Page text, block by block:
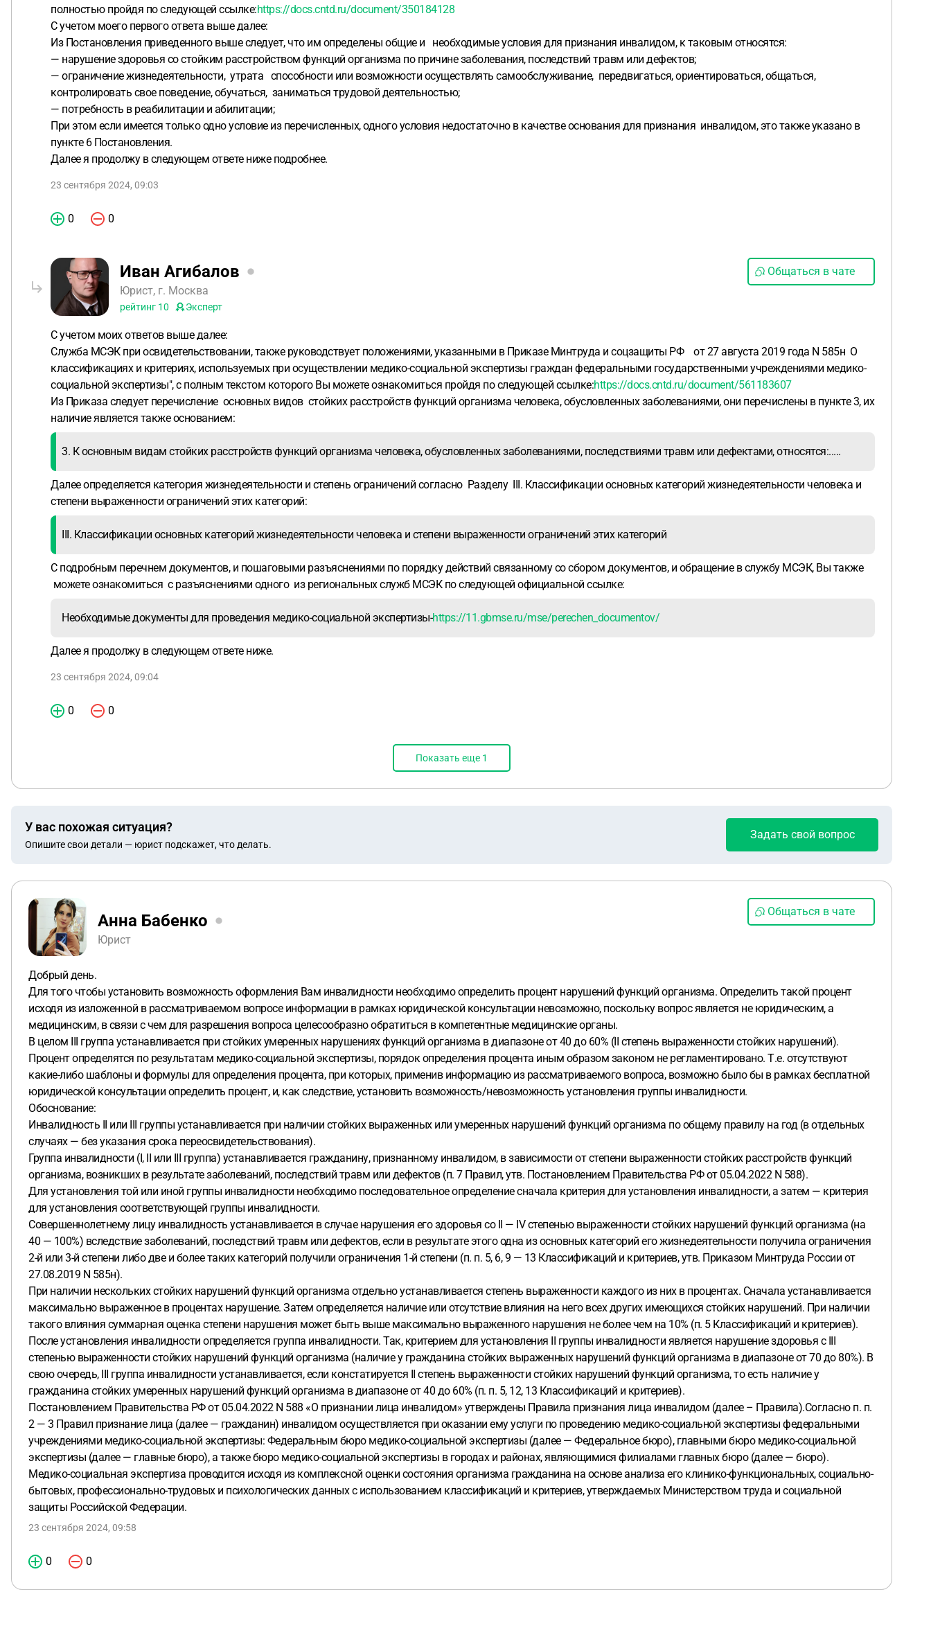
полностью пройдя по следующей ссылке:https://docs.cntd.ru/document/350184128
С учетом моего первого ответа выше далее:
Из Постановления приведенного выше следует, что им определены общие и необходимые условия для признания инвалидом, к таковым относятся:
— нарушение здоровья со стойким расстройством функций организма по причине заболевания, последствий травм или дефектов;
— ограничение жизнедеятельности, утрата способности или возможности осуществлять самообслуживание, передвигаться, ориентироваться, общаться,
контролировать свое поведение, обучаться, заниматься трудовой деятельностью;
— потребность в реабилитации и абилитации;
При этом если имеется только одно условие из перечисленных, одного условия недостаточно в качестве основания для признания инвалидом, это также указано в
пункте 6 Постановления.
Далее я продолжу в следующем ответе ниже подробнее.
23 сентября 2024, 09:03
0 0
Иван Агибалов
Юрист, г. Москва
рейтинг 10 Эксперт
Общаться в чате
С учетом моих ответов выше далее:
Служба МСЭК при освидетельствовании, также руководствует положениями, указанными в Приказе Минтруда и соцзащиты РФ от 27 августа 2019 года N 585н О
классификациях и критериях, используемых при осуществлении медико-социальной экспертизы граждан федеральными государственными учреждениями медико-
социальной экспертизы", с полным текстом которого Вы можете ознакомиться пройдя по следующей ссылке:https://docs.cntd.ru/document/561183607
Из Приказа следует перечисление основных видов стойких расстройств функций организма человека, обусловленных заболеваниями, они перечислены в пункте 3, их
наличие является также основанием:
3. К основным видам стойких расстройств функций организма человека, обусловленных заболеваниями, последствиями травм или дефектами, относятся:.....
Далее определяется категория жизнедеятельности и степень ограничений согласно Разделу III. Классификации основных категорий жизнедеятельности человека и
степени выраженности ограничений этих категорий:
III. Классификации основных категорий жизнедеятельности человека и степени выраженности ограничений этих категорий
С подробным перечнем документов, и пошаговыми разъяснениями по порядку действий связанному со сбором документов, и обращение в службу МСЭК, Вы также
можете ознакомиться с разъяснениями одного из региональных служб МСЭК по следующей официальной ссылке:
Необходимые документы для проведения медико-социальной экспертизы-https://11.gbmse.ru/mse/perechen_documentov/
Далее я продолжу в следующем ответе ниже.
23 сентября 2024, 09:04
0 0
Показать еще 1
У вас похожая ситуация?
Опишите свои детали — юрист подскажет, что делать.
Задать свой вопрос
Анна Бабенко
Юрист
Общаться в чате
Добрый день.
Для того чтобы установить возможность оформления Вам инвалидности необходимо определить процент нарушений функций организма. Определить такой процент
исходя из изложенной в рассматриваемом вопросе информации в рамках юридической консультации невозможно, поскольку вопрос является не юридическим, а
медицинским, в связи с чем для разрешения вопроса целесообразно обратиться в компетентные медицинские органы.
В целом III группа устанавливается при стойких умеренных нарушениях функций организма в диапазоне от 40 до 60% (II степень выраженности стойких нарушений).
Процент определятся по результатам медико-социальной экспертизы, порядок определения процента иным образом законом не регламентировано. Т.е. отсутствуют
какие-либо шаблоны и формулы для определения процента, при которых, применив информацию из рассматриваемого вопроса, возможно было бы в рамках бесплатной
юридической консультации определить процент, и, как следствие, установить возможность/невозможность установления группы инвалидности.
Обоснование:
Инвалидность II или III группы устанавливается при наличии стойких выраженных или умеренных нарушений функций организма по общему правилу на год (в отдельных
случаях — без указания срока переосвидетельствования).
Группа инвалидности (I, II или III группа) устанавливается гражданину, признанному инвалидом, в зависимости от степени выраженности стойких расстройств функций
организма, возникших в результате заболеваний, последствий травм или дефектов (п. 7 Правил, утв. Постановлением Правительства РФ от 05.04.2022 N 588).
Для установления той или иной группы инвалидности необходимо последовательное определение сначала критерия для установления инвалидности, а затем — критерия
для установления соответствующей группы инвалидности.
Совершеннолетнему лицу инвалидность устанавливается в случае нарушения его здоровья со II — IV степенью выраженности стойких нарушений функций организма (на
40 — 100%) вследствие заболеваний, последствий травм или дефектов, если в результате этого одна из основных категорий его жизнедеятельности получила ограничения
2-й или 3-й степени либо две и более таких категорий получили ограничения 1-й степени (п. п. 5, 6, 9 — 13 Классификаций и критериев, утв. Приказом Минтруда России от
27.08.2019 N 585н).
При наличии нескольких стойких нарушений функций организма отдельно устанавливается степень выраженности каждого из них в процентах. Сначала устанавливается
максимально выраженное в процентах нарушение. Затем определяется наличие или отсутствие влияния на него всех других имеющихся стойких нарушений. При наличии
такого влияния суммарная оценка степени нарушения может быть выше максимально выраженного нарушения не более чем на 10% (п. 5 Классификаций и критериев).
После установления инвалидности определяется группа инвалидности. Так, критерием для установления II группы инвалидности является нарушение здоровья с III
степенью выраженности стойких нарушений функций организма (наличие у гражданина стойких выраженных нарушений функций организма в диапазоне от 70 до 80%). В
свою очередь, III группа инвалидности устанавливается, если констатируется II степень выраженности стойких нарушений функций организма, то есть наличие у
гражданина стойких умеренных нарушений функций организма в диапазоне от 40 до 60% (п. п. 5, 12, 13 Классификаций и критериев).
Постановлением Правительства РФ от 05.04.2022 N 588 «О признании лица инвалидом» утверждены Правила признания лица инвалидом (далее – Правила).Согласно п. п.
2 — 3 Правил признание лица (далее — гражданин) инвалидом осуществляется при оказании ему услуги по проведению медико-социальной экспертизы федеральными
учреждениями медико-социальной экспертизы: Федеральным бюро медико-социальной экспертизы (далее — Федеральное бюро), главными бюро медико-социальной
экспертизы (далее — главные бюро), а также бюро медико-социальной экспертизы в городах и районах, являющимися филиалами главных бюро (далее — бюро).
Медико-социальная экспертиза проводится исходя из комплексной оценки состояния организма гражданина на основе анализа его клинико-функциональных, социально-
бытовых, профессионально-трудовых и психологических данных с использованием классификаций и критериев, утверждаемых Министерством труда и социальной
защиты Российской Федерации.
23 сентября 2024, 09:58
0 0